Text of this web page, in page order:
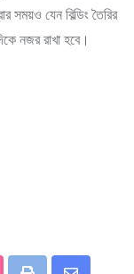
সময়ও যেন বিল্ডিং তৈরির
নজর রাখা হবে।